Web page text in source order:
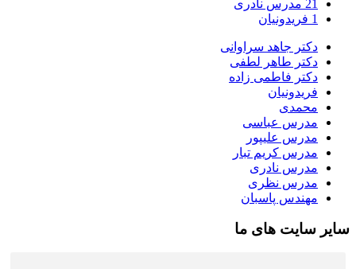
21 مدرس نادری
1 فریدونیان
دکتر جاهد سراوانی
دکتر طاهر لطفی
دکتر فاطمی زاده
فریدونیان
محمدی
مدرس عباسی
مدرس علیپور
مدرس کریم تبار
مدرس نادری
مدرس نظری
مهندس پاسبان
سایر سایت های ما